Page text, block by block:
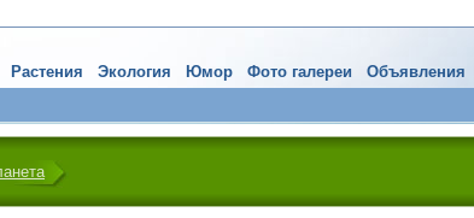
Растения Экология Юмор Фото галереи Объявления